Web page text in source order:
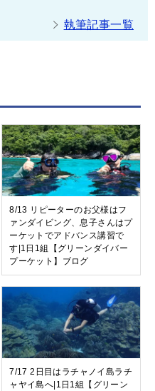
執筆記事一覧
8/13 リピーターのお父様はフ
ァンダイビング、息子さんはプ
ーケットでアドバンス講習で
す|1日1組【グリーンダイバー
プーケット】ブログ
7/17 2日目はラチャノイ島ラチ
ャヤイ島へ|1日1組【グリーン